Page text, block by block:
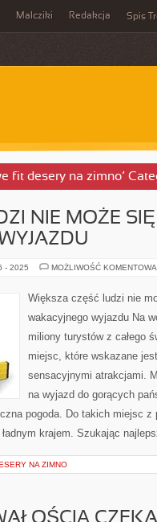
Malcziki Redakcja Spis
fit desery na zimno’
NIE MOŻE
- 2025 MOŻLIWOŚĆ
Większa część ludzi nie
wakacyjnego wyjazdu Na
miliony turystów z całego
miejsc, które wskazane
sensacyjnymi atrakcjami.
na wyjazd do gorących
pogoda. Do takich miejsc
krajem. Szukając
NA ZIMNO